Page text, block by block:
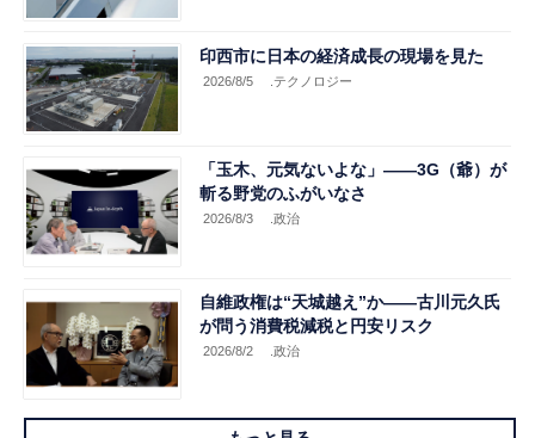
印西市に日本の経済成長の現場を見た
2026/8/5 .テクノロジー
「玉木、元気ないよな」――3G（爺）が
斬る野党のふがいなさ
2026/8/3 .政治
自維政権は“天城越え”か――古川元久氏
が問う消費税減税と円安リスク
2026/8/2 .政治